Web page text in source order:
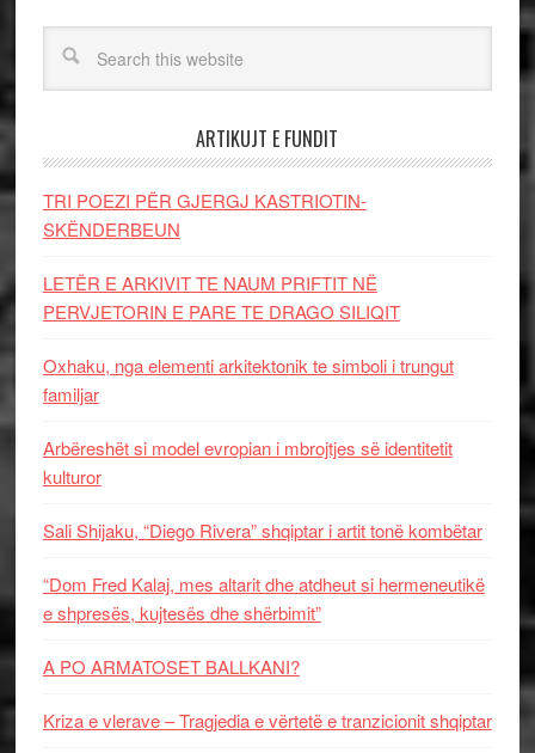
ARTIKUJT E FUNDIT
TRI POEZI PËR GJERGJ KASTRIOTIN-
SKËNDERBEUN
LETËR E ARKIVIT TE NAUM PRIFTIT NË
PERVJETORIN E PARE TE DRAGO SILIQIT
Oxhaku, nga elementi arkitektonik te simboli i trungut
familjar
Arbëreshët si model evropian i mbrojtjes së identitetit
kulturor
Sali Shijaku, “Diego Rivera” shqiptar i artit tonë kombëtar
“Dom Fred Kalaj, mes altarit dhe atdheut si hermeneutikë
e shpresës, kujtesës dhe shërbimit”
A PO ARMATOSET BALLKANI?
Kriza e vlerave – Tragjedia e vërtetë e tranzicionit shqiptar